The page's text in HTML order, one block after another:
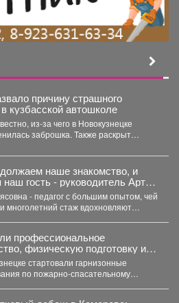
причину страшного
кузбасской автошколе
из-за чего в Новокузнецке
заброшка. Также раскрыт
наше знакомство, и
наш гость - руководитель Арт-
интересно» - Некрасова
- педагог с большим опытом, чей
многолетний стаж вдохновляют
профессиональное
физическую подготовку и
дух.стартовали гарнизонные
по пожарно-спасательному